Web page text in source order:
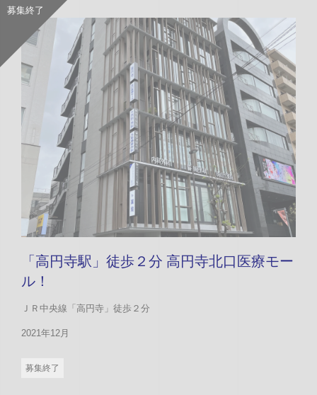
「高円寺駅」徒歩２分 高円寺北口医療モー
ル！
ＪＲ中央線「高円寺」徒歩２分
2021年12月
募集終了
募集終了